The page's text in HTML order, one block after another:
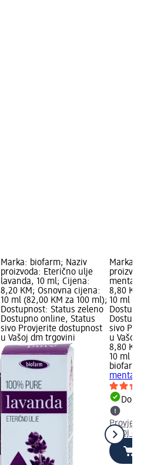
Marka: biofarm; Naziv
proizvoda: Eterično ulje
lavanda, 10 ml; Cijena:
8,20 KM; Osnovna cijena:
10 ml (82,00 KM za 100 ml);
Dostupnost: Status zeleno
Dostupno online, Status
sivo Provjerite dostupnost
u Vašoj dm trgovini
Marka:
menta,
8,80
10 ml
sivo
u Vašoj
8,80 KM
10 ml
biofarm
menta,
Vašoj